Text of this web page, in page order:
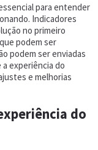
para entender
Indicadores
no primeiro
podem ser
podem ser enviadas
experiência do
e melhorias
do